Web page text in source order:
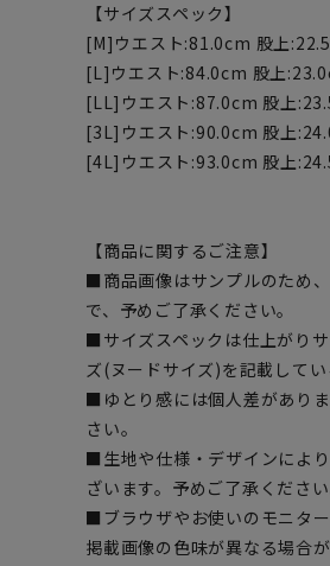
【サイズスペック】
[M]ウエスト:81.0cm 股上
[L]ウエスト:84.0cm 股上
[LL]ウエスト:87.0cm 股上
[3L]ウエスト:90.0cm 股上
[4L]ウエスト:93.0cm 股上
【商品に関するご注意】
■商品画像はサンプルのため
で、予めご了承ください。
■サイズスペックは仕上がり
ズ(ヌードサイズ)を記載してい
■ゆとり感には個人差があり
さい。
■生地や仕様・デザインによ
ざいます。予めご了承ください
■ブラウザやお使いのモニタ
掲載画像の色味が異なる場合が